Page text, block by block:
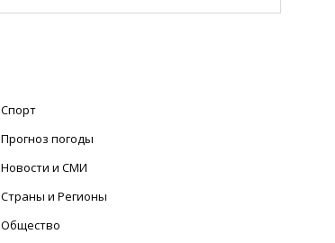
Спорт
Прогноз погоды
Новости и СМИ
Страны и Регионы
Общество